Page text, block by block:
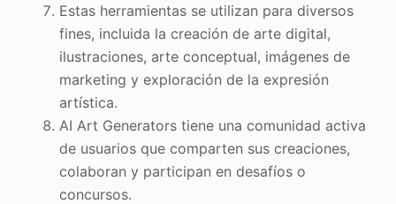
Estas herramientas se utilizan para diversos
fines, incluida la creación de arte digital,
ilustraciones, arte conceptual, imágenes de
marketing y exploración de la expresión
artística.
AI Art Generators tiene una comunidad activa
de usuarios que comparten sus creaciones,
colaboran y participan en desafíos o
concursos.